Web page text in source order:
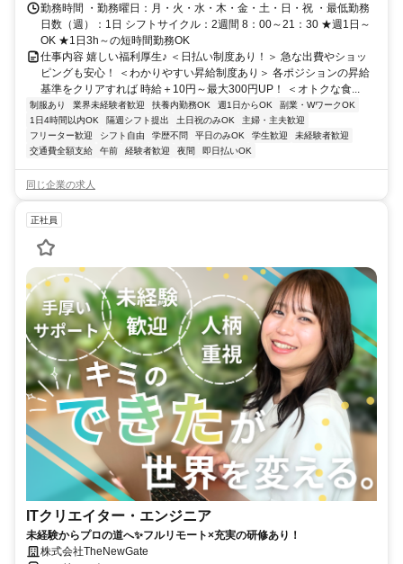
勤務時間 ・勤務曜日：月・火・水・木・金・土・日・祝 ・最低勤務
日数（週）：1日 シフトサイクル：2週間 8：00～21：30 ★週1日～
OK ★1日3h～の短時間勤務OK
仕事内容 嬉しい福利厚生♪ ＜日払い制度あり！＞ 急な出費やショッ
ピングも安心！ ＜わかりやすい昇給制度あり＞ 各ポジションの昇給
基準をクリアすれば 時給＋10円～最大300円UP！ ＜オトクな食...
制服あり 業界未経験者歓迎 扶養内勤務OK 週1日からOK
副業・WワークOK
1日4時間以内OK
隔週シフト提出 土日祝のみOK
主婦・主夫歓迎
フリーター歓迎
シフト自由 学歴不問 平日のみOK 学生歓迎
未経験者歓迎
交通費全額支給
午前 経験者歓迎 夜間 即日払いOK
同じ企業の求人
正社員
ITクリエイター・エンジニア
未経験からプロの道へ✨フルリモート×充実の研修あり！
株式会社TheNewGate